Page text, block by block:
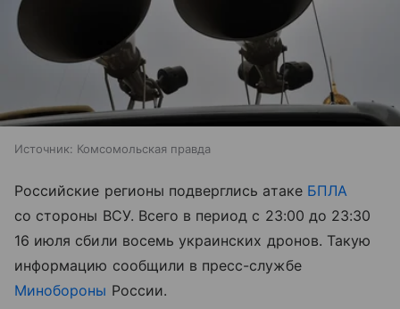
Источник: Комсомольская правда
Российские регионы подверглись атаке БПЛА
со стороны ВСУ. Всего в период с 23:00 до 23:30
16 июля сбили восемь украинских дронов. Такую
информацию сообщили в пресс-службе
Минобороны России.